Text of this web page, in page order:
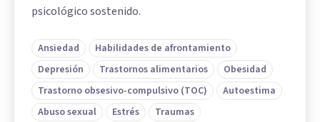
psicológico sostenido.
Ansiedad
Habilidades de afrontamiento
Depresión
Trastornos alimentarios
Obesidad
Trastorno obsesivo-compulsivo (TOC)
Autoestima
Abuso sexual
Estrés Traumas